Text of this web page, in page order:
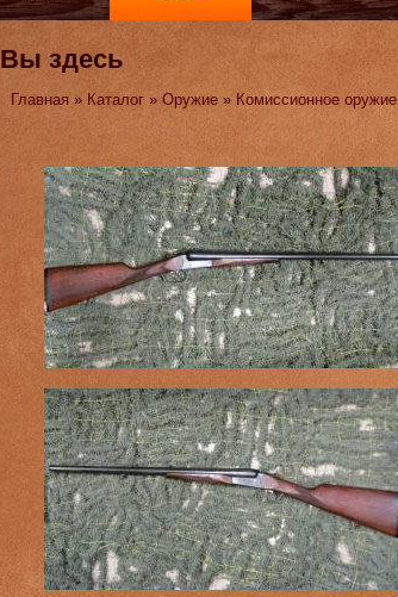
Вы здесь
Главная » Каталог »Оружие » Комиссионное оружие